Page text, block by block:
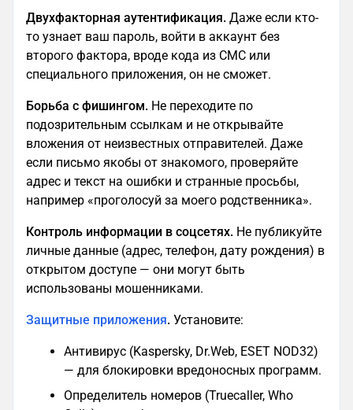
Двухфакторная аутентификация. Даже если кто-
то узнает ваш пароль, войти в аккаунт без
второго фактора, вроде кода из СМС или
специального приложения, он не сможет.
Борьба с фишингом. Не переходите по
подозрительным ссылкам и не открывайте
вложения от неизвестных отправителей. Даже
если письмо якобы от знакомого, проверяйте
адрес и текст на ошибки и странные просьбы,
например «проголосуй за моего родственника».
Контроль информации в соцсетях. Не публикуйте
личные данные (адрес, телефон, дату рождения) в
открытом доступе — они могут быть
использованы мошенниками.
Защитные приложения. Установите:
Антивирус (Kaspersky, Dr.Web, ESET NOD32)
— для блокировки вредоносных программ.
Определитель номеров (Truecaller, Who